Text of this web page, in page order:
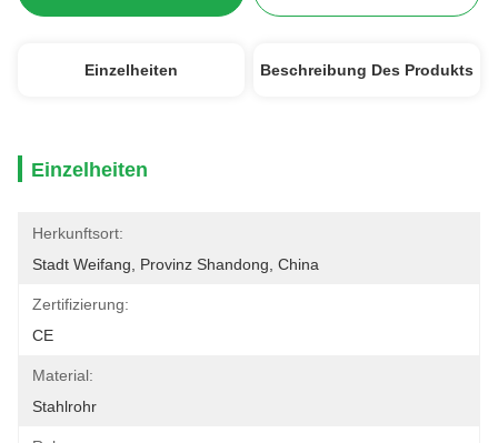
Einzelheiten Beschreibung Des Produkts
Einzelheiten
Herkunftsort:
Stadt Weifang, Provinz Shandong, China
Zertifizierung:
CE
Material:
Stahlrohr